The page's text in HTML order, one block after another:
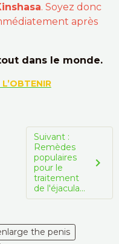
. Soyez donc
après
dans le monde.
Suivant :
Remèdes
populaires
pour le
traitement
de l'éjacula...
the penis